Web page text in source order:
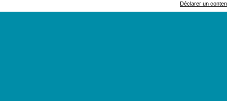
Déclarer un